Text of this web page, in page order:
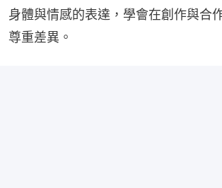
身體與情感的表達，學會在創作與合
尊重差異。